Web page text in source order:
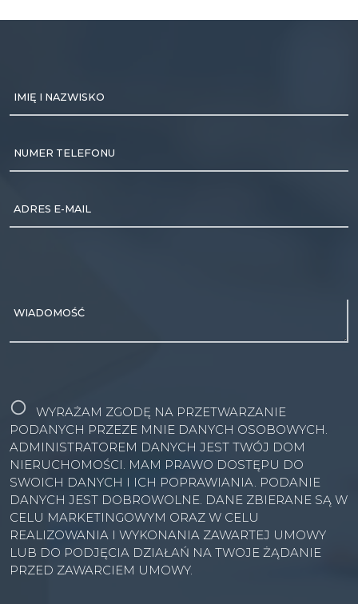
IMIĘ I NAZWISKO
NUMER TELEFONU
ADRES E-MAIL
WIADOMOŚĆ
WYRAŻAM ZGODĘ NA PRZETWARZANIE
PODANYCH PRZEZE MNIE DANYCH OSOBOWYCH.
ADMINISTRATOREM DANYCH JEST TWÓJ DOM
NIERUCHOMOŚCI. MAM PRAWO DOSTĘPU DO
SWOICH DANYCH I ICH POPRAWIANIA. PODANIE
DANYCH JEST DOBROWOLNE. DANE ZBIERANE SĄ W
CELU MARKETINGOWYM ORAZ W CELU
REALIZOWANIA I WYKONANIA ZAWARTEJ UMOWY
LUB DO PODJĘCIA DZIAŁAŃ NA TWOJE ŻĄDANIE
PRZED ZAWARCIEM UMOWY.